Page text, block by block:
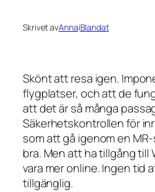
Skrivet avAnnaiBlandat
Skönt att resa igen.
flygplatser, och att de
att det är så många
Säkerhetskontrollen för
som att gå igenom en
bra. Men att ha tillgång till
vara mer online. Ingen tid
tillgänglig.